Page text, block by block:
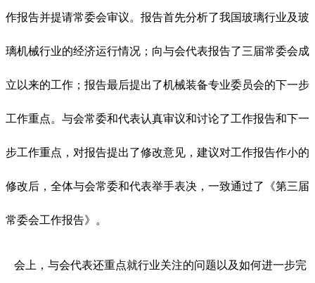
作报告并提请常委会审议。报告首先分析了我国玻璃行业及玻
璃机械行业的经济运行情况；向与会代表报告了三届常委会成
立以来的工作；报告最后提出了机械装备专业委员会的下一步
工作重点。与会常委和代表认真审议和讨论了工作报告和下一
步工作重点，对报告提出了修改意见，建议对工作报告作小的
修改后，全体与会常委和代表举手表决，一致通过了《第三届
常委会工作报告》。
会上，与会代表还重点就行业关注的问题以及如何进一步完